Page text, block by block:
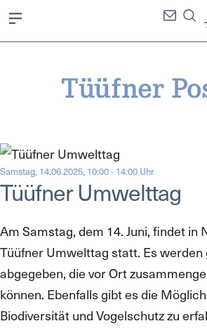
Samstag, 14.06.2025, 10:00 - 14:00 Uhr
Tüüfner Umwelttag
Am Samstag, dem 14. Juni, findet in
Tüüfner Umwelttag statt. Es
abgegeben, die vor Ort
können. Ebenfalls gibt es die
Biodiversität und Vogelschutz zu